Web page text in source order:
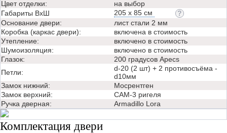
Цвет отделки:
на выбор
Габариты ВхШ
205 х 85 см
Основание двери:
лист стали 2 мм
Коробка (каркас двери):
включена в стоимость
Утепление:
включено в стоимость
Шумоизоляция:
включено в стоимость
Глазок:
200 градусов Apecs
Петли:
d-20 (2 шт) + 2 противосъёма -
d10мм
Замок нижний:
Мосрентген
Замок верхний:
САМ-3 ригеля
Ручка дверная:
Аrmadillo Lora
Комплектация двери